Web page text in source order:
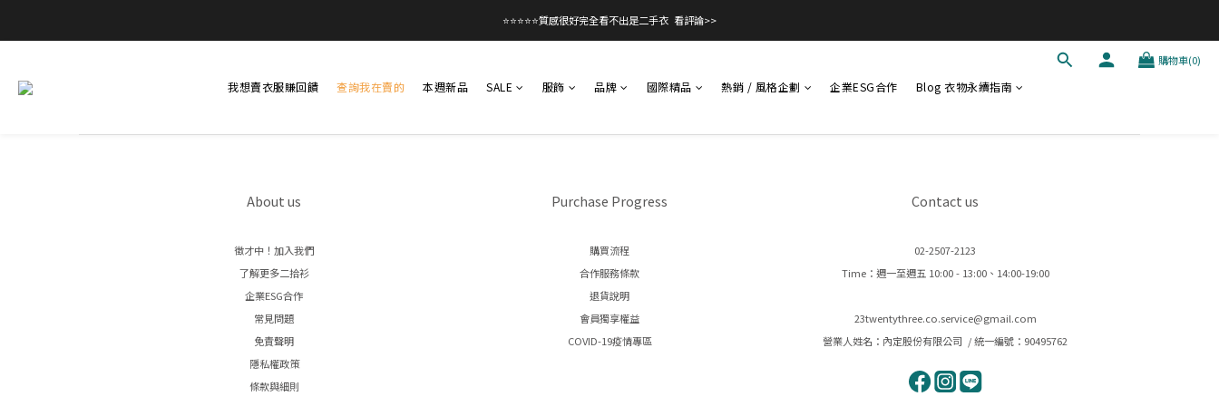
⭐⭐⭐⭐⭐質感很好完全看不出是二手衣  看評論>>
購物車(0)
我想賣衣服賺回饋 查詢我在賣的 本週新品 SALE 服飾 品牌 國際精品 熱銷 / 風格企劃 企業ESG合作 Blog 衣物永續指南
About us
徵才中！加入我們
了解更多二拾衫
企業ESG合作
常見問題
免責聲明
隱私權政策
條款與細則
Purchase Progress
購買流程
合作服務條款
退貨說明
會員獨享權益
COVID-19疫情專區
Contact us
02-2507-2123
Time：週一至週五 10:00 - 13:00、14:00-19:00
23twentythree.co.service@gmail.com
營業人姓名：內定股份有限公司 / 統一編號：90495762